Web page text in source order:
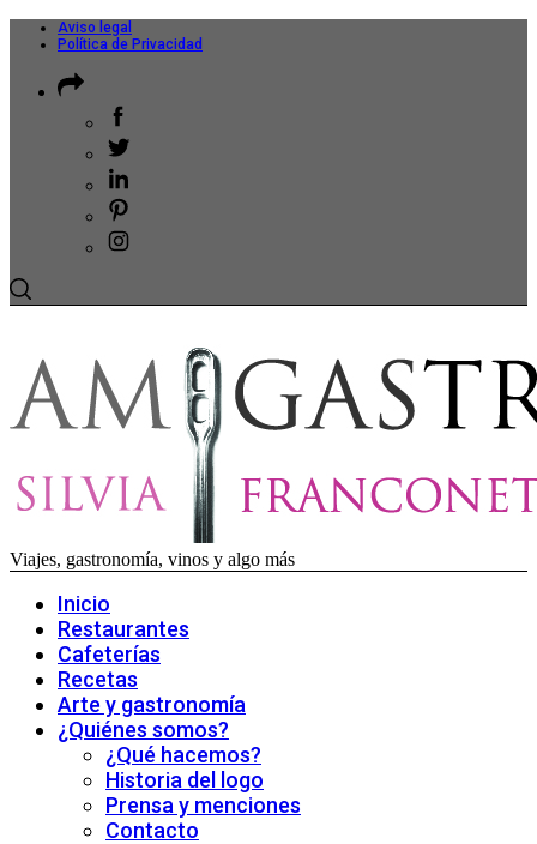
Aviso legal
Política de Privacidad
Viajes, gastronomía, vinos y algo más
Inicio
Restaurantes
Cafeterías
Recetas
Arte y gastronomía
¿Quiénes somos?
¿Qué hacemos?
Historia del logo
Prensa y menciones
Contacto